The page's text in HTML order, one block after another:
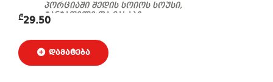
პორციაში შედის სოიოს სოუსი,
ჯანჯაფილი და ვასაბი.
₾29.50